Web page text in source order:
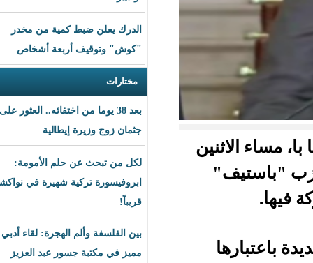
الدرك يعلن ضبط كمية من مخدر
"كوش" وتوقيف أربعة أشخاص
مختارات
بعد 38 يوما من اختفائه.. العثور على
جثمان زوج وزيرة إيطالية
لكل من تبحث عن حلم الأمومة:
ابروفيسورة تركية شهيرة في نواكشوط
بين الفلسفة وألم الهجرة: لقاء أدبي
مميز في مكتبة جسور عبد العزيز